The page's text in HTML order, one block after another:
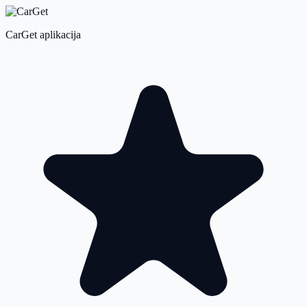
CarGet aplikacija